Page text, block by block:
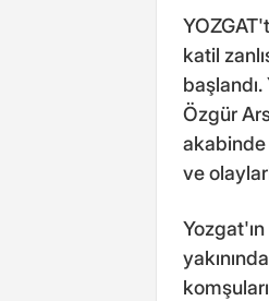
katil
Özgür
akabinde
ve